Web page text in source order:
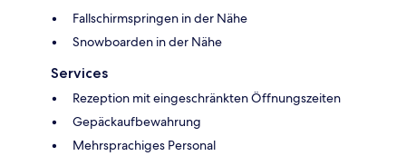
Fallschirmspringen in der Nähe
Snowboarden in der Nähe
Services
Rezeption mit eingeschränkten Öffnungszeiten
Gepäckaufbewahrung
Mehrsprachiges Personal